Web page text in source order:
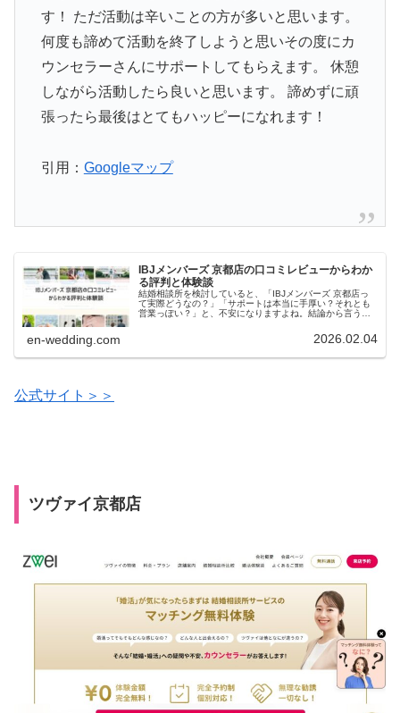
す！ ただ活動は辛いことの方が多いと思います。
何度も諦めて活動を終了しようと思いその度にカ
ウンセラーさんにサポートしてもらえます。 休憩
しながら活動したら良いと思います。 諦めずに頑
張ったら最後はとてもハッピーになれます！
引用： Googleマップ
IBJメンバーズ 京都店の口コミレビューからわか
る評判と体験談
結婚相談所を検討していると、「IBJメンバーズ 京都店っ
て実際どうなの？」「サポートは本当に手厚い？それとも
営業っぽい？」と、不安になりますよね。結論から言う
en-wedding.com 2026.02.04
公式サイト＞＞
ツヴァイ京都店